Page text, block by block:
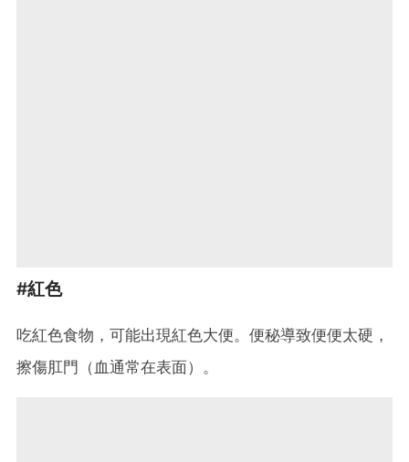
#紅色
吃紅色食物，可能出現紅色大便。便秘導致便便太硬，
擦傷肛門（血通常在表面）。